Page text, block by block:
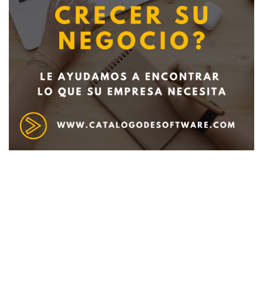
Deseo recibir información de otros Productos /
Servicios similares al solicitado